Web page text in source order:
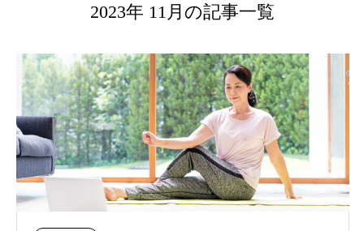
2023年 11月の記事一覧